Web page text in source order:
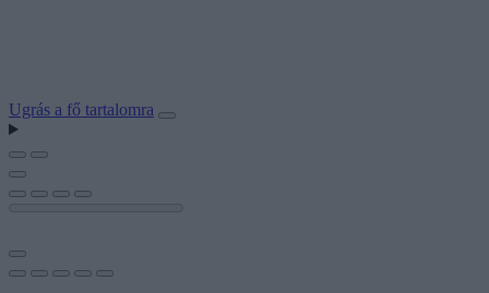
Ugrás a fő tartalomra